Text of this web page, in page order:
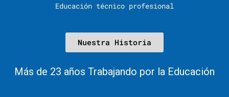
Educación técnico profesional
Nuestra Historia
Más de 23 años Trabajando por la Educación